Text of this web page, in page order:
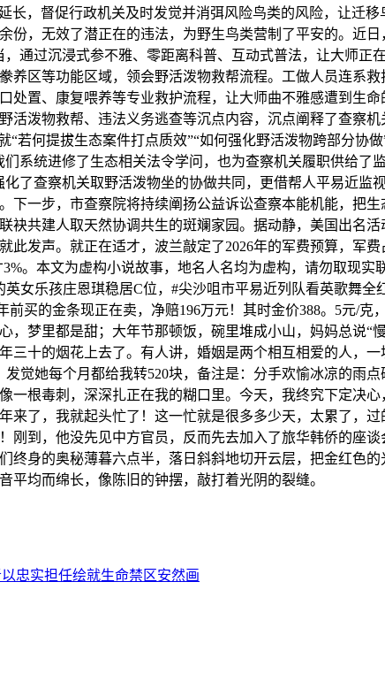
长，督促行政机关及时发觉并消弭风险鸟类的风险，让迁
份，无效了潜正在的违法，为野生鸟类营制了平安的。近
通过沉浸式参不雅、零距离科普、互动式普法，让大师正
区等功能区域，领会野活泼物救帮流程。工做人员连系
置、康复喂养等专业救护流程，让大师曲不雅感遭到生
泼物救帮、违法义务逃查等沉点内容，沉点阐释了查察
何提拔生态案件打点质效”“如何强化野活泼物跨部分协
系统进修了生态相关法令学问，也为查察机关履职供给了
了查察机关取野活泼物坐的协做共同，更借帮人平易近监
下一步，市查察院将持续阐扬公益诉讼查察本能机能，把
共建人取天然协调共生的斑斓家园。据动静，美国出名
发声。就正在适才，波兰敲定了2026年的军费预算，军
。本文为虚构小说故事，地名人名均为虚构，请勿取现
女乐孩庄恩琪稳居C位，#尖沙咀市平易近列队看英歌舞
买的金条现正在卖，净赔196万元！其时金价388。5元/克
梦里都是甜；大年节那顿饭，碗里堆成小山，妈妈总说“
十的烟花上去了。有人讲，婚姻是两个相互相爱的人，
觉她每个月都给我转520块，备注是：分手欢愉冰凉的雨
根毒刺，深深扎正在我的糊口里。今天，我终究下定决
了，我就起头忙了！这一忙就是很多多少天，太累了，
到，他没先见中方官员，反而先去加入了旅华韩侨的座
身的奥秘薄暮六点半，落日斜斜地切开云层，把金红色的
均而绵长，像陈旧的钟摆，敲打着光阴的裂缝。
忠实担任绘就生命禁区安然画